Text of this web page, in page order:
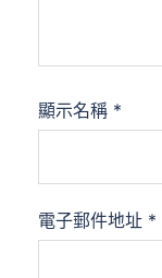
顯示名稱 *
電子郵件地址 *